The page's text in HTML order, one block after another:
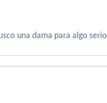
una dama para algo serio